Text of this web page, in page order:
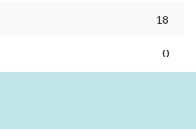
18
0